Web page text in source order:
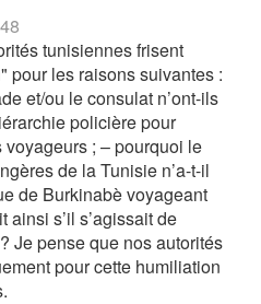
tunisiennes frisent
pour les raisons suivantes :
et/ou le consulat n’ont-ils
policière pour
; – pourquoi le
de la Tunisie n’a-t-il
de Burkinabè voyageant
s’il s’agissait de
Je pense que nos autorités
pour cette humiliation